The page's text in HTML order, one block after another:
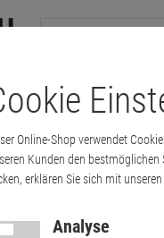
Drucker & Kopierer
Tablet-PC i.Safe
Online-Shop verwendet
Kunden den bestmöglichen
erklären Sie sich mit
Analyse